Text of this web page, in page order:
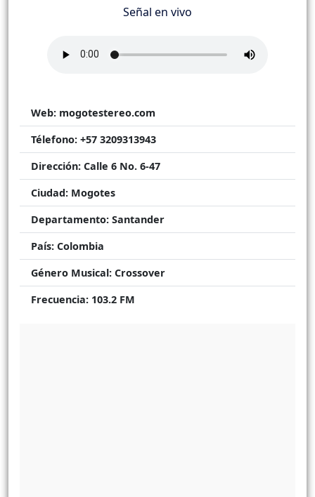
Señal en vivo
Web: mogotestereo.com
Télefono: +57 3209313943
Dirección: Calle 6 No. 6-47
Ciudad: Mogotes
Departamento: Santander
País: Colombia
Género Musical: Crossover
Frecuencia: 103.2 FM